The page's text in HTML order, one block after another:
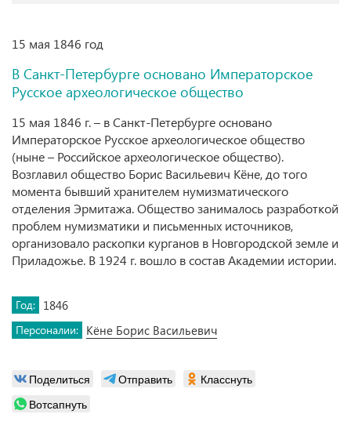
15 мая 1846 год
В Санкт-Петербурге основано Императорское
Русское археологическое общество
15 мая 1846 г. – в Санкт-Петербурге основано
Императорское Русское археологическое общество
(ныне – Российское археологическое общество).
Возглавил общество Борис Васильевич Кёне, до того
момента бывший хранителем нумизматического
отделения Эрмитажа. Общество занималось разработкой
проблем нумизматики и письменных источников,
организовало раскопки курганов в Новгородской земле и
Приладожье. В 1924 г. вошло в состав Академии истории.
Год: 1846
Персоналии: Кёне Борис Васильевич
Поделиться Отправить
Класснуть
Вотсапнуть